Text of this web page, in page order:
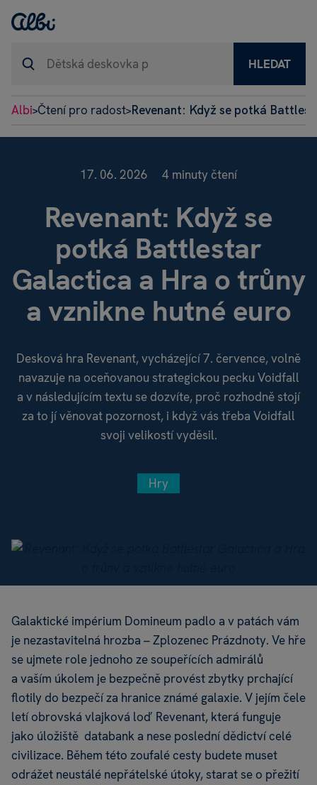
HLEDAT
Albi>Čtení pro radost>Revenant: Když se potká
17. 06. 2026 4 minuty čtení
Revenant: Když se
potká Battlestar
Galactica a Hra o trůny
a vznikne hutné euro
Desková hra Revenant, vycházející 7. července, volně
navazuje na oceňovanou strategickou pecku Voidfall
a v následujícím textu se dozvíte, proč rozhodně stojí
za to jí věnovat pozornost, i když vás třeba Voidfall
svoji velikostí vyděsil.
Hry
Galaktické impérium Domineum padlo a v patách vám
je nezastavitelná hrozba – Zplozenec Prázdnoty. Ve hře
se ujmete role jednoho ze soupeřících admirálů
a vaším úkolem je bezpečně provést zbytky prchající
flotily do bezpečí za hranice známé galaxie. V jejím čele
letí obrovská vlajková loď Revenant, která funguje
jako úložiště databank a nese poslední dědictví celé
civilizace. Během této zoufalé cesty budete muset
odrážet neustálé nepřátelské útoky, starat se o přežití